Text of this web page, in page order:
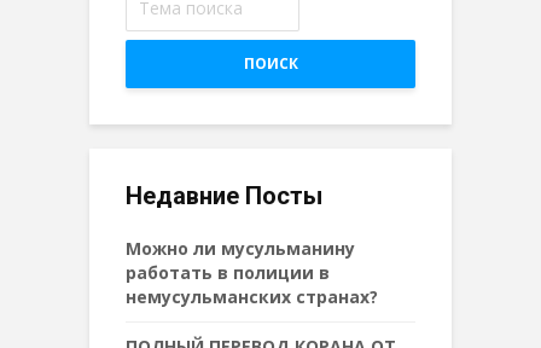
ПОИСК
Недавние Посты
Можно ли мусульманину
работать в полиции в
немусульманских странах?